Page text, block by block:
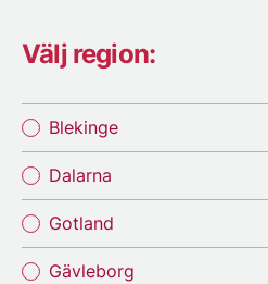
Välj region:
Blekinge
Dalarna
Gotland
Gävleborg